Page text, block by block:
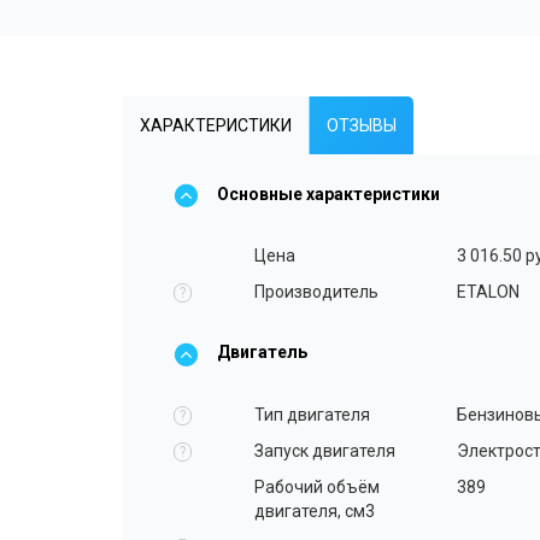
ХАРАКТЕРИСТИКИ ОТЗЫВЫ
Основные характеристики
Цена 3 016.50
? Производитель ETALON
Двигатель
? Тип двигателя
? Запуск двигателя
Рабочий объём
двигателя, см3
389